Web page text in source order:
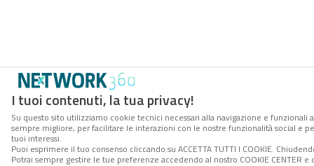
I tuoi contenuti, la tua privacy!
Su questo sito utilizziamo cookie tecnici necessari alla navigazione e
sempre migliore, per facilitare le interazioni con le nostre funzionalità social e
tuoi interessi.
Puoi esprimere il tuo consenso cliccando su ACCETTA TUTTI I COOKIE.
Potrai sempre gestire le tue preferenze accedendo al nostro COOKIE